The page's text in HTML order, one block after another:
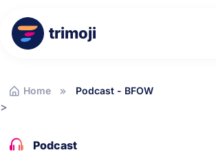
trimoji
Home Podcast - BFOW
>
Podcast